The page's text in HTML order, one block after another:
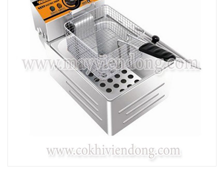
MÁY CHẾ BIẾN NÔNG SẢN
THIẾT BỊ LÀM ĐỒ ĂN NHANH
THIẾT BỊ LÀM BÁNH
MÁY ĐÓNG GÓI THỰC PHẨM
THIẾT BỊ BẾP CÔNG NGHIỆP